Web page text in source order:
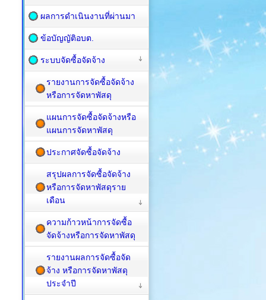
ผลการดำเนินงานที่ผ่านมา
ข้อบัญญัติอบต.
ระบบจัดซื้อจัดจ้าง
รายงานการจัดซื้อจัดจ้าง
หรือการจัดหาพัสดุ
แผนการจัดซื้อจัดจ้างหรือ
แผนการจัดหาพัสดุ
ประกาศจัดซื้อจัดจ้าง
สรุปผลการจัดซื้อจัดจ้าง
หรือการจัดหาพัสดุราย
เดือน
ความก้าวหน้าการจัดซื้อ
จัดจ้างหรือการจัดหาพัสดุ
รายงานผลการจัดซื้อจัด
จ้าง หรือการจัดหาพัสดุ
ประจำปี